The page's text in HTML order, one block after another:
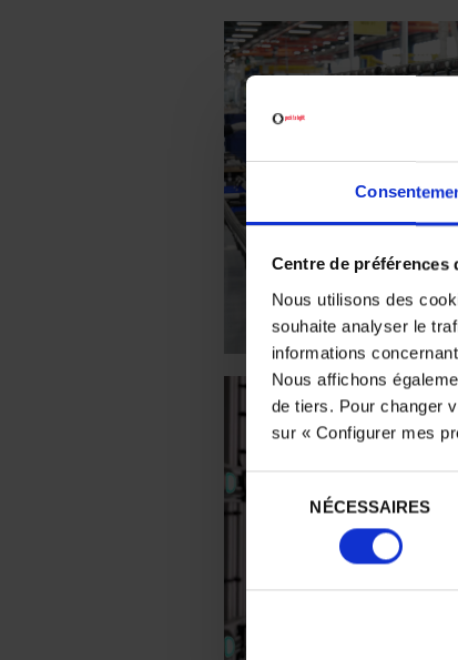
Centre de préférences
Nous utilisons des
souhaite analyser le
informations
Nous affichons
de tiers. Pour changer
sur « Configurer mes
consentement
NÉCESSAIRES